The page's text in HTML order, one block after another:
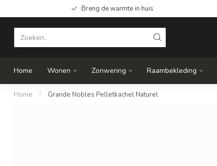
Breng de warmte in huis
Home Wonen Zonwering Raambekleding
Home / Grande Nobles Pelletkachel Naturel